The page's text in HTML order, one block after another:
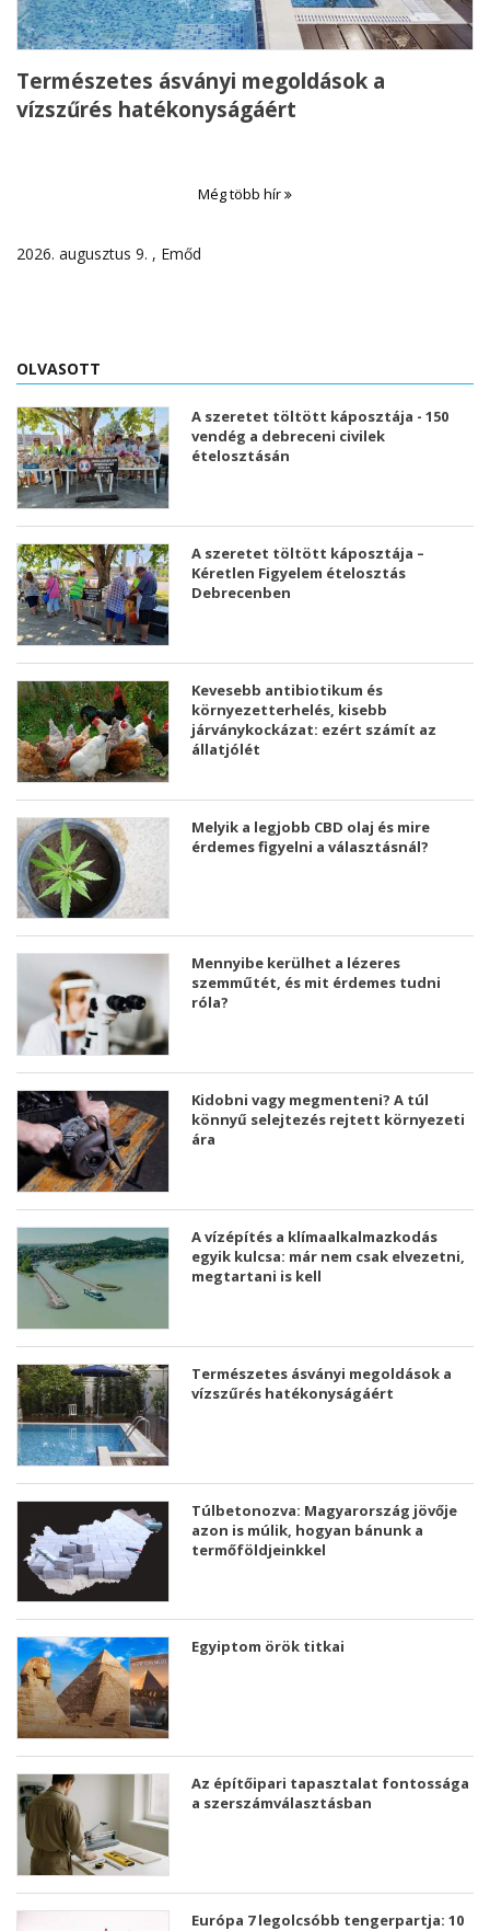
Természetes ásványi megoldások a
vízszűrés hatékonyságáért
Még több hír
2026. augusztus 9. , Emőd
OLVASOTT
A szeretet töltött káposztája - 150
vendég a debreceni civilek
ételosztásán
A szeretet töltött káposztája –
Kéretlen Figyelem ételosztás
Debrecenben
Kevesebb antibiotikum és
környezetterhelés, kisebb
járványkockázat: ezért számít az
állatjólét
Melyik a legjobb CBD olaj és mire
érdemes figyelni a választásnál?
Mennyibe kerülhet a lézeres
szemműtét, és mit érdemes tudni
róla?
Kidobni vagy megmenteni? A túl
könnyű selejtezés rejtett környezeti
ára
A vízépítés a klímaalkalmazkodás
egyik kulcsa: már nem csak elvezetni,
megtartani is kell
Természetes ásványi megoldások a
vízszűrés hatékonyságáért
Túlbetonozva: Magyarország jövője
azon is múlik, hogyan bánunk a
termőföldjeinkkel
Egyiptom örök titkai
Az építőipari tapasztalat fontossága
a szerszámválasztásban
Európa 7 legolcsóbb tengerpartja: 10